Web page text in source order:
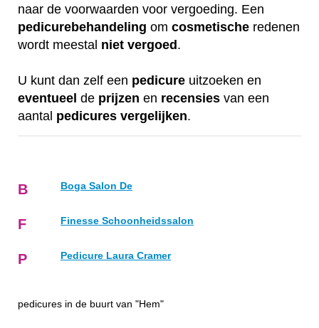
naar de voorwaarden voor vergoeding. Een
pedicurebehandeling om cosmetische redenen
wordt meestal niet vergoed .
U kunt dan zelf een pedicure uitzoeken en
eventueel de prijzen en recensies van een
aantal pedicures vergelijken.
B Boga Salon De
F Finesse Schoonheidssalon
P Pedicure Laura Cramer
pedicures in de buurt van "Hem"